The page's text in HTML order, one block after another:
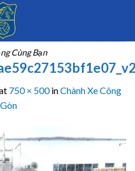
Cùng Bạn
750 × 500inChành Xe Công